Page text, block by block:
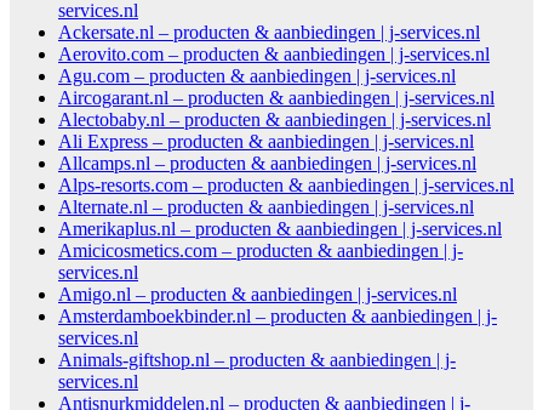
services.nl
Ackersate.nl – producten & aanbiedingen | j-services.nl
Aerovito.com – producten & aanbiedingen | j-services.nl
Agu.com – producten & aanbiedingen | j-services.nl
Aircogarant.nl – producten & aanbiedingen | j-services.nl
Alectobaby.nl – producten & aanbiedingen | j-services.nl
Ali Express – producten & aanbiedingen | j-services.nl
Allcamps.nl – producten & aanbiedingen | j-services.nl
Alps-resorts.com – producten & aanbiedingen | j-services.nl
Alternate.nl – producten & aanbiedingen | j-services.nl
Amerikaplus.nl – producten & aanbiedingen | j-services.nl
Amicicosmetics.com – producten & aanbiedingen | j-
services.nl
Amigo.nl – producten & aanbiedingen | j-services.nl
Amsterdamboekbinder.nl – producten & aanbiedingen | j-
services.nl
Animals-giftshop.nl – producten & aanbiedingen | j-
services.nl
Antisnurkmiddelen.nl – producten & aanbiedingen | j-